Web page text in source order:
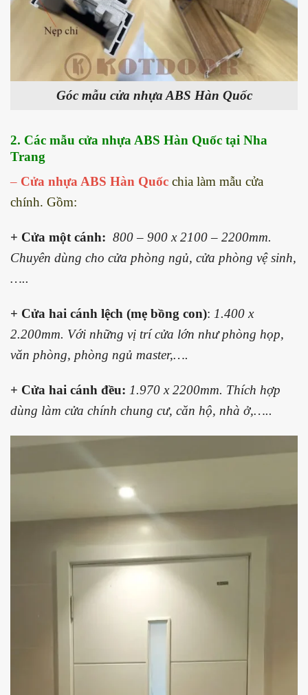
Góc mẫu cửa nhựa ABS Hàn Quốc
2. Các mẫu cửa nhựa ABS Hàn Quốc tại Nha
Trang
– Cửa nhựa ABS Hàn Quốc chia làm mẫu cửa
chính. Gồm:
+ Cửa một cánh: 800 – 900 x 2100 – 2200mm.
Chuyên dùng cho cửa phòng ngủ, cửa phòng vệ sinh,
…..
+ Cửa hai cánh lệch (mẹ bồng con): 1.400 x
2.200mm. Với những vị trí cửa lớn như phòng họp,
văn phòng, phòng ngủ master,….
+ Cửa hai cánh đều: 1.970 x 2200mm. Thích hợp
dùng làm cửa chính chung cư, căn hộ, nhà ở,…..